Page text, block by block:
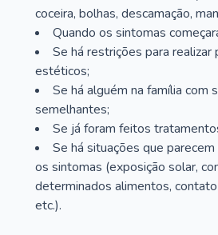
coceira, bolhas, descamação,
Quando os sintomas
Se há restrições para realizar
estéticos;
Se há alguém na família com
semelhantes;
Se já foram feitos
Se há situações que
os sintomas (exposição solar,
determinados alimentos,
etc.).